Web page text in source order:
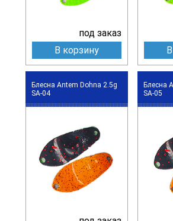
под заказ
В корзину
Блесна Antem Dohna 2.5g
SA-04
Блесна
SA-05